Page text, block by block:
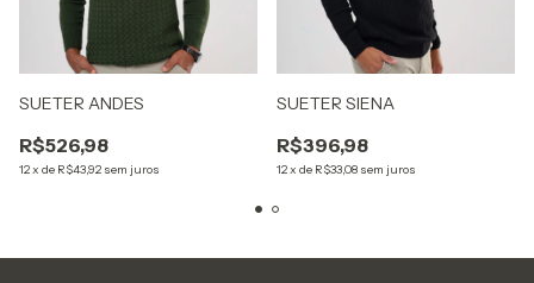
SUETER ANDES
R$526,98
12x de R$43,92 sem juros
SUETER SIENA
R$396,98
12x de R$33,08 sem juros